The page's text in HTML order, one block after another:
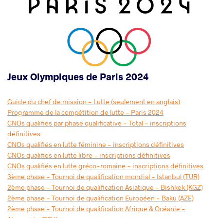
Jeux Olympiques de Paris 2024
Guide du chef de mission - Lutte (seulement en anglais)
Programme de la compétition de lutte - Paris 2024
CNOs qualifiés par phase qualificative - Total - inscriptions
définitives
CNOs qualifiés en lutte féminine - inscriptions définitives
CNOs qualifiés en lutte libre - inscriptions définitives
CNOs qualifiés en lutte gréco-romaine - inscriptions définitives
3ème phase - Tournoi de qualification mondial - Istanbul (TUR)
2ème phase - Tournoi de qualification Asiatique - Bishkek (KGZ)
2ème phase - Tournoi de qualification Européen - Baku (AZE)
2ème phase - Tournoi de qualification Afrique & Océanie -